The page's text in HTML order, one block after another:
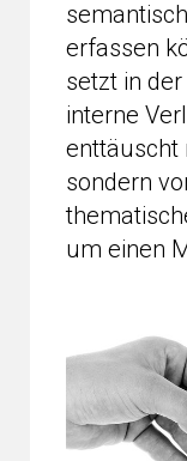
erfassen
setzt in
interne
enttäuscht
sondern
um einen